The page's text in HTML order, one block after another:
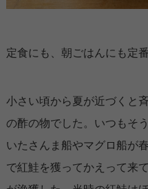
定食にも、朝ごはんにも定番
小さい頃から夏が近づくと
の酢の物でした。いつもそ
いたさんま船やマグロ船が
で紅鮭を獲ってかえって来